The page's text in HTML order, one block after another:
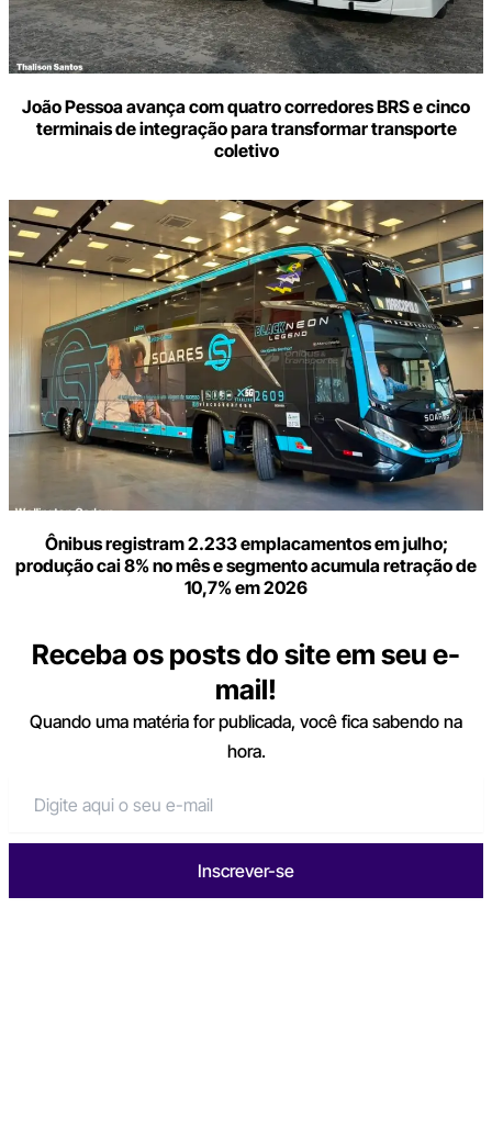
João Pessoa avança com quatro corredores BRS e cinco
terminais de integração para transformar transporte
coletivo
Ônibus registram 2.233 emplacamentos em julho;
produção cai 8% no mês e segmento acumula retração de
10,7% em 2026
Receba os posts do site em seu e-
mail!
Quando uma matéria for publicada, você fica sabendo na
hora.
Inscrever-se